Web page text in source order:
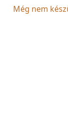
Még nem